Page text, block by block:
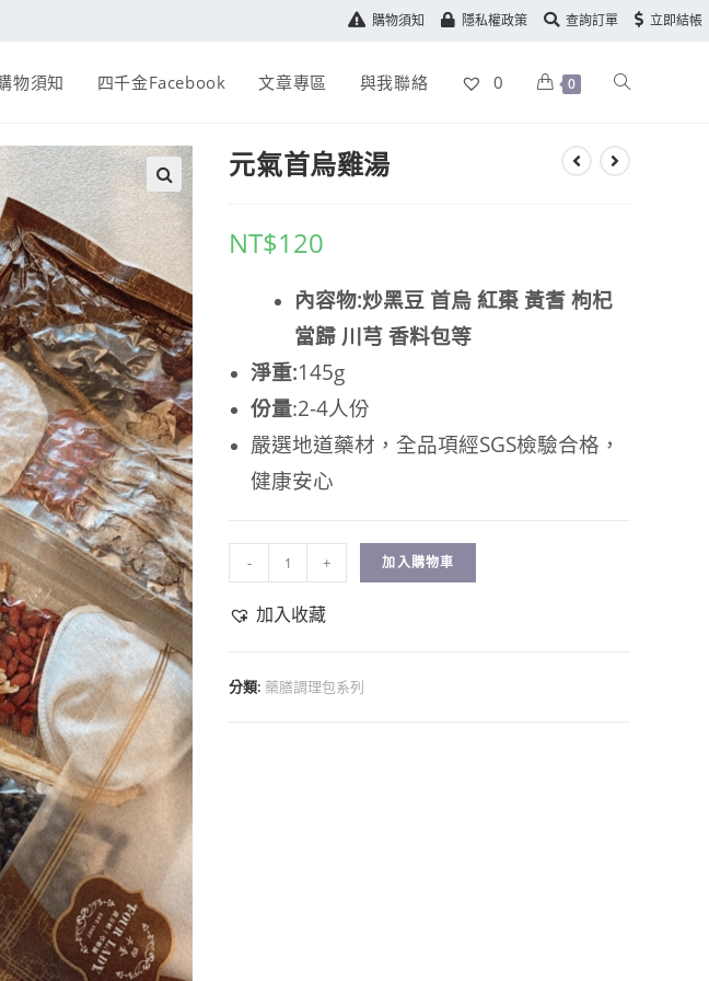
購物須知 隱私權政策 查詢訂單 立即結帳
物須知 四千金Facebook 文章專區 與我聯絡 0 0
元氣首烏雞湯
NT$120
內容物:炒黑豆 首烏 紅棗 黃耆 枸杞
當歸 川芎 香料包等
淨重:145g
份量:2-4人份
嚴選地道藥材，全品項經SGS檢驗合格，
健康安心
- + 加入購物車
加入收藏
分類: 藥膳調理包系列